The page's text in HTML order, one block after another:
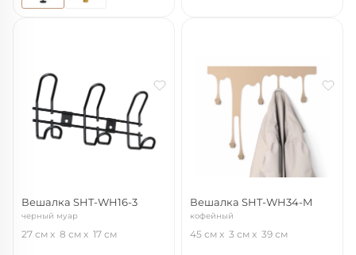
Вешалка SHT-WH16-3
черный муар
27 см 8 см 17 см
Вешалка SHT-WH34-M
кофейный
45 см 3 см 39 см